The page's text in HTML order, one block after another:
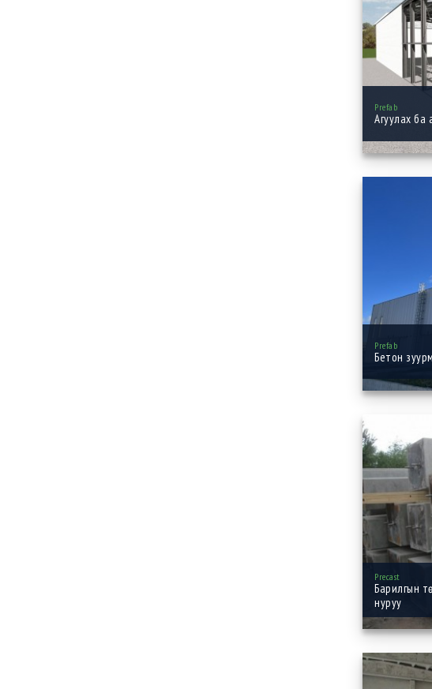
Prefab
Агуулах ба
Prefab
Бетон
Precast
Барилгын
нуруу